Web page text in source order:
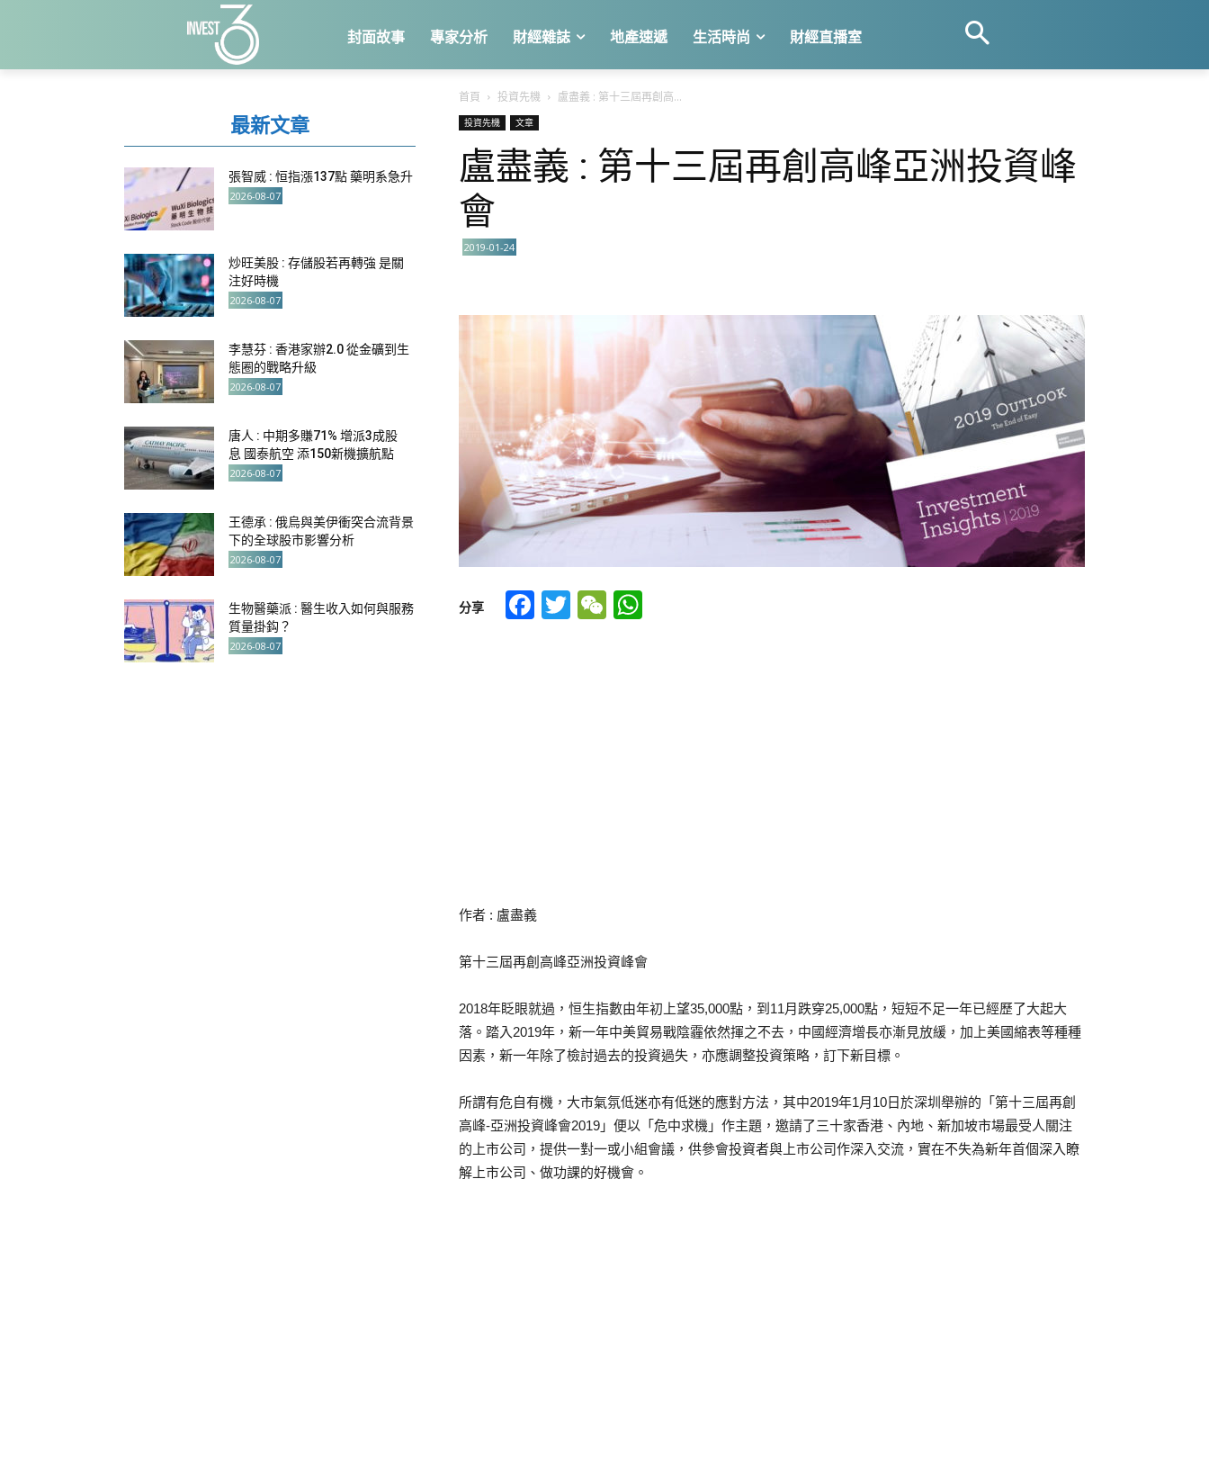
封面故事 專家分析 財經雜誌 地產速遞 生活時尚 財經直播室
首頁 投資先機 盧盡義 : 第十三屆再創高...
投資先機 文章
盧盡義 : 第十三屆再創高峰亞洲投資峰
會
2019-01-24
分享 Facebook
TwitterWeChat
作者 : 盧盡義
第十三屆再創高峰亞洲投資峰會
2018年眨眼就過，恒生指數由年初上望35,000點，到11月跌穿25,000點，短短不足一年已經歷了大起大
落。踏入2019年，新一年中美貿易戰陰霾依然揮之不去，中國經濟增長亦漸見放緩，加上美國縮表等種種
因素，新一年除了檢討過去的投資過失，亦應調整投資策略，訂下新目標。
所謂有危自有機，大市氣氛低迷亦有低迷的應對方法，其中2019年1月10日於深圳舉辦的「第十三屆再創
高峰-亞洲投資峰會2019」便以「危中求機」作主題，邀請了三十家香港、內地、新加坡市場最受人關注
的上市公司，提供一對一或小組會議，供參會投資者與上市公司作深入交流，實在不失為新年首個深入瞭
解上市公司、做功課的好機會。
最新文章
張智威 : 恒指漲137點 藥明系急升
2026-08-07
炒旺美股 : 存儲股若再轉強 是關
注好時機
2026-08-07
李慧芬 : 香港家辦2.0 從金礦到生
態圈的戰略升級
2026-08-07
唐人 : 中期多賺71% 增派3成股
息 國泰航空 添150新機擴航點
2026-08-07
王德承 : 俄烏與美伊衝突合流背景
下的全球股市影響分析
2026-08-07
生物醫藥派 : 醫生收入如何與服務
質量掛鈎？
2026-08-07